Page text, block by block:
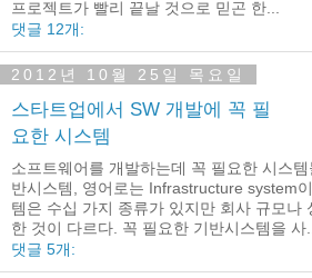
프로젝트가 빨리 끝날 것으로 믿곤 한...
댓글 12개:
2012년 10월 25일 목요일
스타트업에서 SW 개발에 꼭 필
요한 시스템
소프트웨어를 개발하는데 꼭 필요한 시스
반시스템, 영어로는 Infrastructure system
템은 수십 가지 종류가 있지만 회사 규모나
한 것이 다르다. 꼭 필요한 기반시스템을 사
댓글 5개: